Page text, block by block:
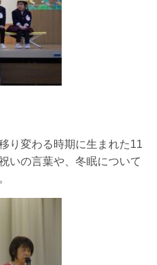
り変わる時期に生まれた11
いの言葉や、 冬眠について